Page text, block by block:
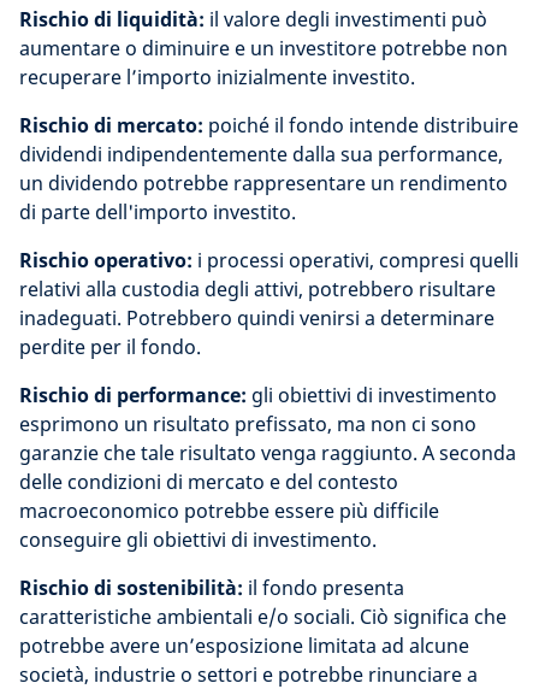
Rischio di liquidità: il valore degli investimenti può
aumentare o diminuire e un investitore potrebbe non
recuperare l’importo inizialmente investito.
Rischio di mercato: poiché il fondo intende distribuire
dividendi indipendentemente dalla sua performance,
un dividendo potrebbe rappresentare un rendimento
di parte dell'importo investito.
Rischio operativo: i processi operativi, compresi quelli
relativi alla custodia degli attivi, potrebbero risultare
inadeguati. Potrebbero quindi venirsi a determinare
perdite per il fondo.
Rischio di performance: gli obiettivi di investimento
esprimono un risultato prefissato, ma non ci sono
garanzie che tale risultato venga raggiunto. A seconda
delle condizioni di mercato e del contesto
macroeconomico potrebbe essere più difficile
conseguire gli obiettivi di investimento.
Rischio di sostenibilità: il fondo presenta
caratteristiche ambientali e/o sociali. Ciò significa che
potrebbe avere un’esposizione limitata ad alcune
società, industrie o settori e potrebbe rinunciare a